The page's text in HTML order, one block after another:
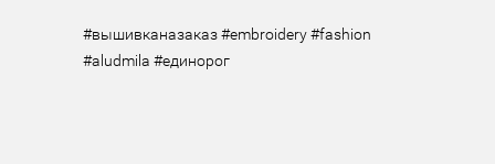
#вышивканазаказ #embroidery #fashion
#aludmila #единорог